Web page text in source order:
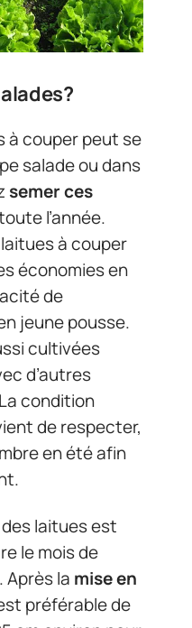
à couper peut se
salade ou dans
semer ces
l’année.
à couper
économies en
de
jeune pousse.
cultivées
d’autres
condition
de respecter,
en été afin
laitues est
le mois de
la mise en
préférable de